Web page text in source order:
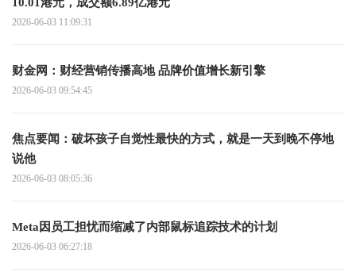
2026-06-03 11:09:31
财金网：财经营销传播高地 品牌价值增长新引擎
2026-06-03 09:54:45
焦点要闻：破坏孩子自觉性最快的方式，就是一天到晚不停地
说他
2026-06-03 08:05:36
Meta因员工担忧而缩减了内部鼠标追踪技术的计划
2026-06-03 06:27:18